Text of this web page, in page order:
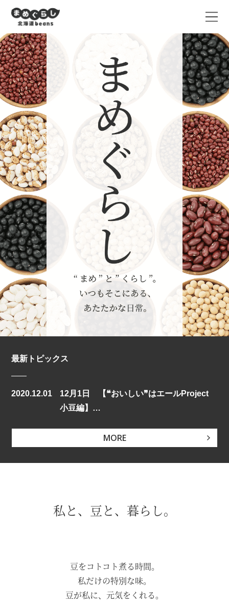
最新トピックス
2020.12.01
12月1日 【❝おいしい❞はエールProject
小豆編】…
MORE
私と、豆と、暮らし。
豆をコトコト煮る時間。
私だけの特別な味。
豆が私に、元気をくれる。